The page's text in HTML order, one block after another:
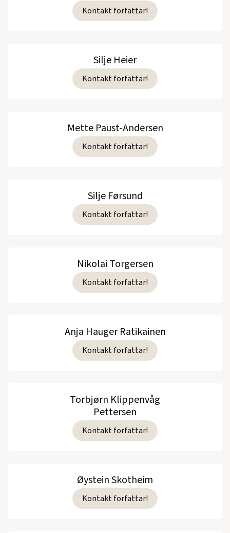
Kontakt forfattar!
Silje Heier
Kontakt forfattar!
Mette Paust-Andersen
Kontakt forfattar!
Silje Førsund
Kontakt forfattar!
Nikolai Torgersen
Kontakt forfattar!
Anja Hauger Ratikainen
Kontakt forfattar!
Torbjørn Klippenvåg
Pettersen
Kontakt forfattar!
Øystein Skotheim
Kontakt forfattar!